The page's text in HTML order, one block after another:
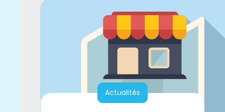
Actualités